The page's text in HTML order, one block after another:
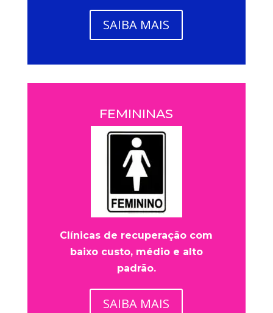
SAIBA MAIS
FEMININAS
Clínicas de recuperação com
baixo custo, médio e alto
padrão.
SAIBA MAIS